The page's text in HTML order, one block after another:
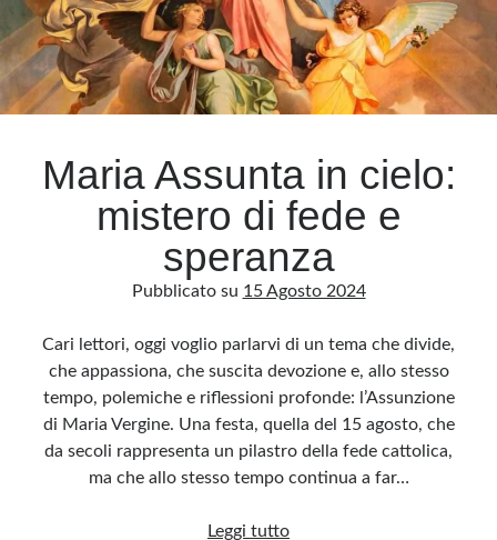
il
loro
viaggio
Maria Assunta in cielo:
mistero di fede e
speranza
Pubblicato su 15 Agosto 2024
Cari lettori, oggi voglio parlarvi di un tema che divide,
che appassiona, che suscita devozione e, allo stesso
tempo, polemiche e riflessioni profonde: l’Assunzione
di Maria Vergine. Una festa, quella del 15 agosto, che
da secoli rappresenta un pilastro della fede cattolica,
ma che allo stesso tempo continua a far…
Leggi tuttoMaria